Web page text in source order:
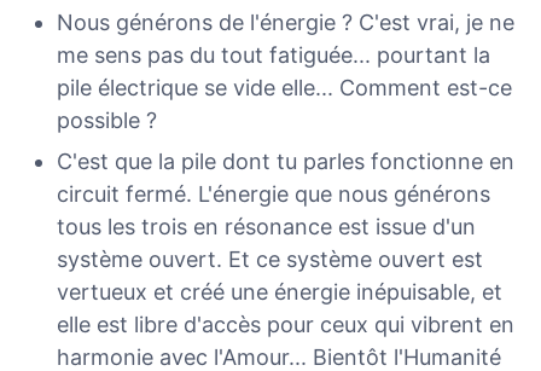
Nous générons de l'énergie ? C'est vrai, je ne
me sens pas du tout fatiguée... pourtant la
pile électrique se vide elle... Comment est-ce
possible ?
C'est que la pile dont tu parles fonctionne en
circuit fermé. L'énergie que nous générons
tous les trois en résonance est issue d'un
système ouvert. Et ce système ouvert est
vertueux et créé une énergie inépuisable, et
elle est libre d'accès pour ceux qui vibrent en
harmonie avec l'Amour... Bientôt l'Humanité